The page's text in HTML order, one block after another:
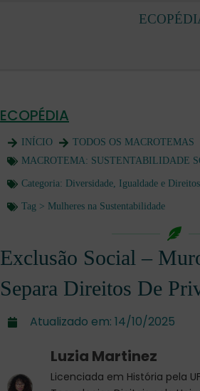
ECOPÉDIA
INÍCIO
TODOS OS MACROTEMAS
MACROTEMA: SUSTENTABILIDADE
Categoria: Diversidade, Igualdade e
Tag > Mulheres na Sustentabilidade
Exclusão Social –
Separa Direitos De
Atualizado em: 14/10/2025
Luzia Martinez
Licenciada em História pela